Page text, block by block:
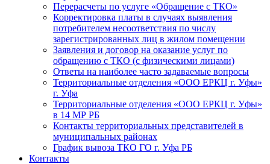
Перерасчеты по услуге «Обращение с ТКО»
Корректировка платы в случаях выявления
потребителем несоответствия по числу
зарегистрированных лиц в жилом помещении
Заявления и договор на оказание услуг по
обращению с ТКО (с физическими лицами)
Ответы на наиболее часто задаваемые вопросы
Территориальные отделения «ООО ЕРКЦ г. Уфы»
г. Уфа
Территориальные отделения «ООО ЕРКЦ г. Уфы»
в 14 МР РБ
Контакты территориальных представителей в
муниципальных районах
График вывоза ТКО ГО г. Уфа РБ
Контакты